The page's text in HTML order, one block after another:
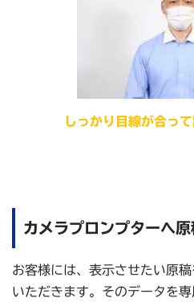
しっかり目線が合っ
カメラプロンプターへ
お客様には、表示させたい原
いただきます。そのデータを